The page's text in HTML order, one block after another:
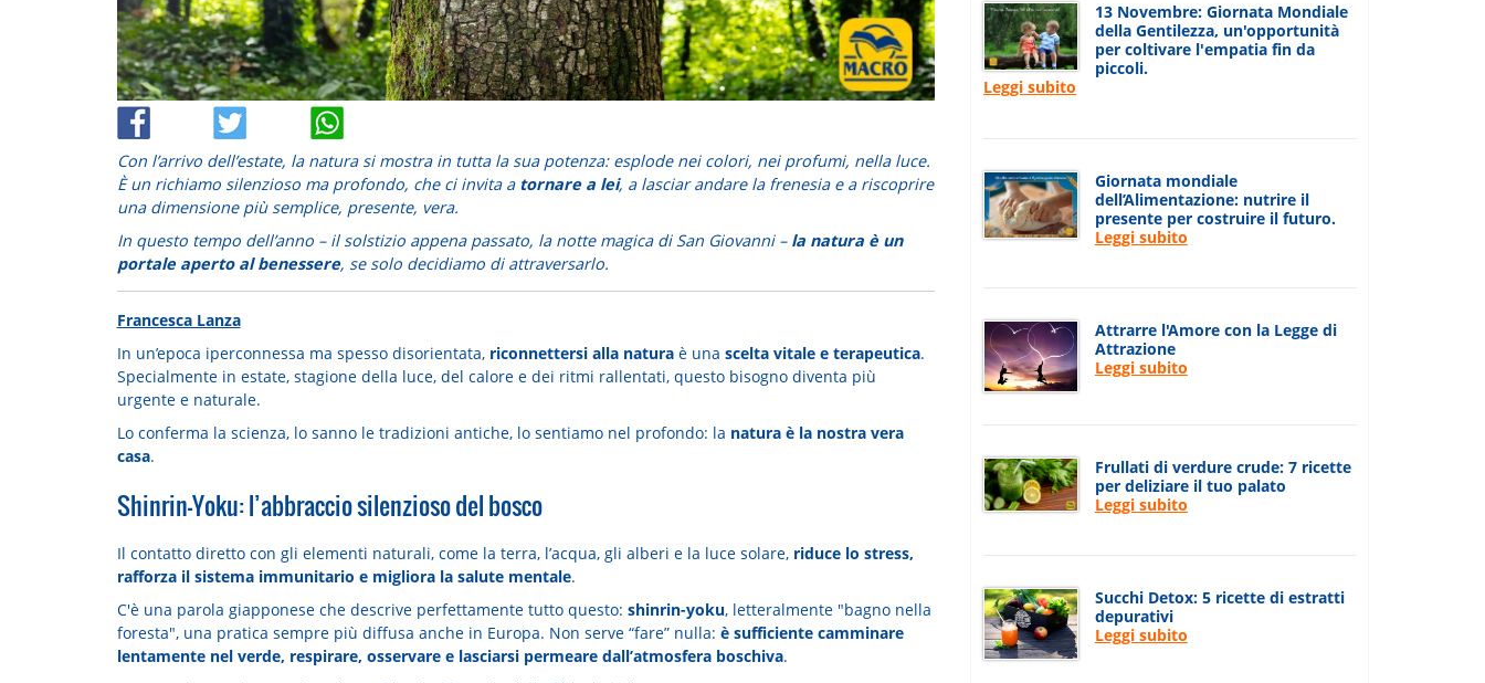
Con l’arrivo dell’estate, la natura si mostra in tutta la sua potenza: esplode nei colori, nei profumi, nella luce.
È un richiamo silenzioso ma profondo, che ci invita a tornare a lei, a lasciar andare la frenesia e a riscoprire
una dimensione più semplice, presente, vera.
In questo tempo dell’anno – il solstizio appena passato, la notte magica di San Giovanni – la natura è un
portale aperto al benessere, se solo decidiamo di attraversarlo.
Francesca Lanza
In un’epoca iperconnessa ma spesso disorientata, riconnettersi alla naturaè una scelta vitale e terapeutica.
Specialmente in estate, stagione della luce, del calore e dei ritmi rallentati, questo bisogno diventa più
urgente e naturale.
Lo conferma la scienza, lo sanno le tradizioni antiche, lo sentiamo nel profondo: la natura è la nostra vera
casa.
Shinrin-Yoku: l’abbraccio silenzioso del bosco
Il contatto diretto con gli elementi naturali, come la terra, l’acqua, gli alberi e la luce solare, riduce lo stress,
rafforza il sistema immunitario e migliora la salute mentale.
C'è una parola giapponese che descrive perfettamente tutto questo: shinrin-yoku, letteralmente "bagno nella
foresta", una pratica sempre più diffusa anche in Europa. Non serve “fare” nulla: è sufficiente camminare
lentamente nel verde, respirare, osservare e lasciarsi permeare dall’atmosfera boschiva.
13 Novembre: Giornata Mondiale
della Gentilezza, un'opportunità
per coltivare l'empatia fin da
piccoli.
Leggi subito
Giornata mondiale
dell’Alimentazione: nutrire il
presente per costruire il futuro.
Leggi subito
Attrarre l'Amore con la Legge di
Attrazione
Leggi subito
Frullati di verdure crude: 7 ricette
per deliziare il tuo palato
Leggi subito
Succhi Detox: 5 ricette di estratti
depurativi
Leggi subito